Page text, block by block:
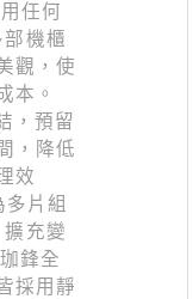
任何
機櫃
觀，使
本。
，預留
，降低
效
片組
充變
鋒全
採用靜